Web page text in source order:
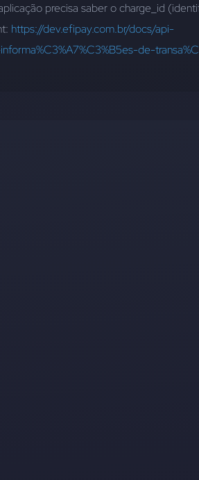
precisa saber o charge_id
https://dev.efipay.com.br/docs/api-
de-